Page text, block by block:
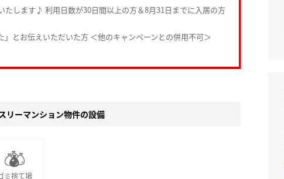
たします♪ 利用日数が30日間以上の方＆8月31日までに入居の方
」とお伝えいただいた方 ＜他のキャンペーンとの併用不可＞
リーマンション物件の設備
ミ捨て場